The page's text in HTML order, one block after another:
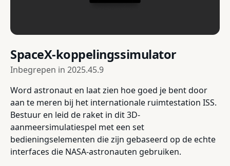
SpaceX-koppelingssimulator
Inbegrepen in 2025.45.9
Word astronaut en laat zien hoe goed je bent door
aan te meren bij het internationale ruimtestation ISS.
Bestuur en leid de raket in dit 3D-
aanmeersimulatiespel met een set
bedieningselementen die zijn gebaseerd op de echte
interfaces die NASA-astronauten gebruiken.